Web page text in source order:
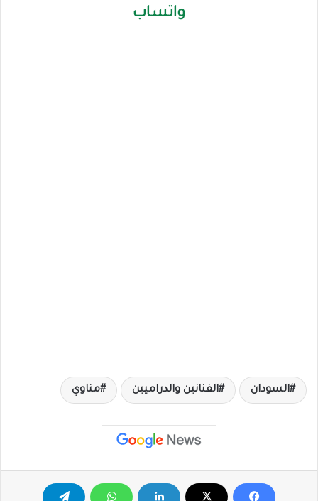
واتساب
السودان الفنانين والدراميين مناوي